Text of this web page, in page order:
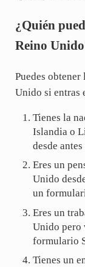
¿Quién
Reino
Puedes
Unido si entras
Tienes la
Islandia o
desde
Eres un
Unido
un
Eres un
Unido pero
formulario
Tienes un